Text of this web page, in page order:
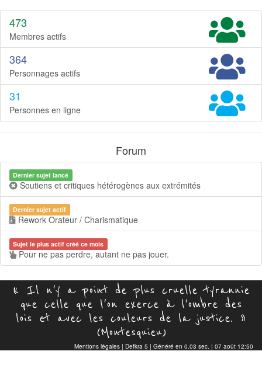
473
Membres actifs
364
Personnages actifs
31
Personnes en ligne
Forum
Dernier sujet lancé
Soutiens et critiques hétérogènes aux extrémités
Dernier sujet actif
Rework Orateur / Charismatique
Sujet le plus actif créé ce mois
Pour ne pas perdre, autant ne pas jouer.
« Il n'y a point de plus cruelle tyrannie
que celle que l'on exerce à l'ombre des
lois et avec les couleurs de la justice. »
(Montesquieu)
Mentions légales | Defkra 5 | Généré en 0.03 sec. | 07 août 12:50